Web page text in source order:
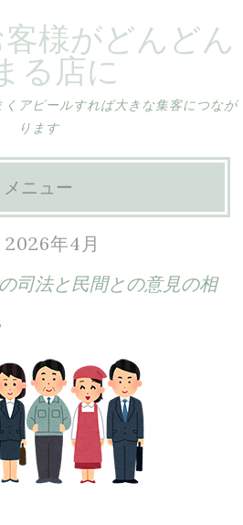
様がどんどん
る店に
アピールすれば大きな集客につなが
ります
メニュー
2026年4月
司法と民間との意見の相